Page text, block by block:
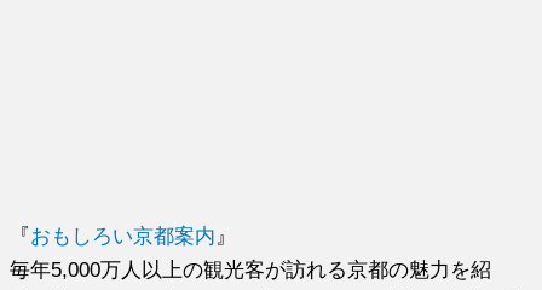
『おもしろい京都案内 』
毎年5,000万人以上の観光客が訪れる京都の魅力を紹